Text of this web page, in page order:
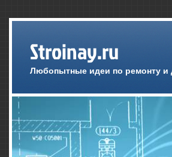
Stroinay.ru
Любопытные идеи по ремонту и